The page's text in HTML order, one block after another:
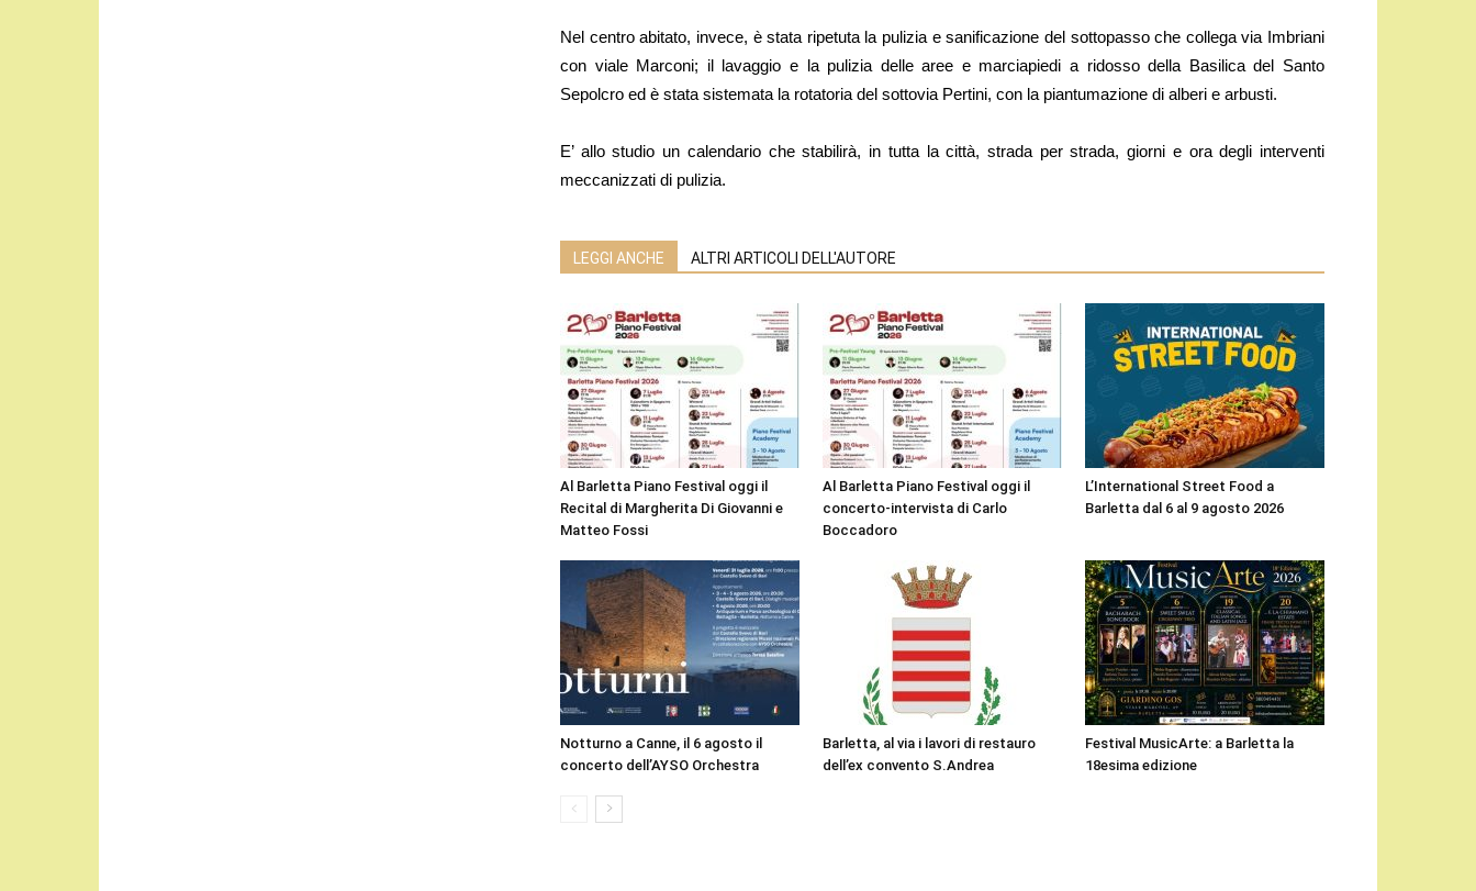
Nel centro abitato, invece, è stata ripetuta la pulizia e sanificazione del sottopasso che collega via Imbriani
con viale Marconi; il lavaggio e la pulizia delle aree e marciapiedi a ridosso della Basilica del Santo
Sepolcro ed è stata sistemata la rotatoria del sottovia Pertini, con la piantumazione di alberi e arbusti.
E’ allo studio un calendario che stabilirà, in tutta la città, strada per strada, giorni e ora degli interventi
meccanizzati di pulizia.
LEGGI ANCHE ALTRI ARTICOLI DELL'AUTORE
Al Barletta Piano Festival oggi il
Recital di Margherita Di Giovanni e
Matteo Fossi
Al Barletta Piano Festival oggi il
concerto-intervista di Carlo
Boccadoro
L’International Street Food a
Barletta dal 6 al 9 agosto 2026
Notturno a Canne, il 6 agosto il
concerto dell’AYSO Orchestra
Barletta, al via i lavori di restauro
dell’ex convento S.Andrea
Festival MusicArte: a Barletta la
18esima edizione